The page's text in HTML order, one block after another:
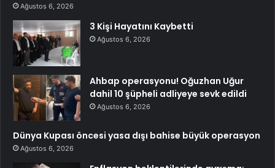
Ağustos 6, 2026
3 Kişi Hayatını Kaybetti
Ağustos 6, 2026
Ahbap operasyonu! Oğuzhan Uğur
dahil 10 şüpheli adliyeye sevk edildi
Ağustos 6, 2026
Dünya Kupası öncesi yasa dışı bahise büyük operasyon
Ağustos 6, 2026